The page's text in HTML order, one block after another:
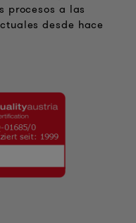
procesos a las
desde hace